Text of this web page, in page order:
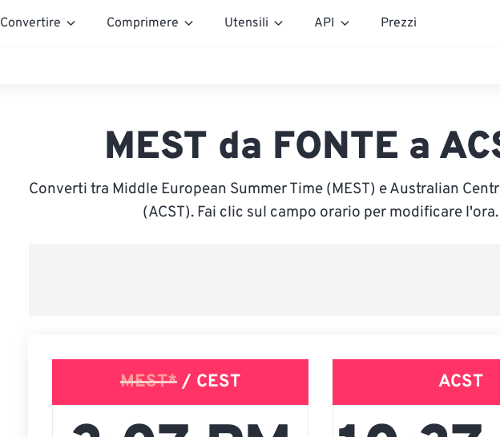
Convertire Comprimere Utensili API Prezzi
MEST da FONTE a
Converti tra Middle European Summer Time (MEST) e Australian
(ACST). Fai clic sul campo orario per modificare l'ora.
MEST* / CEST ACST